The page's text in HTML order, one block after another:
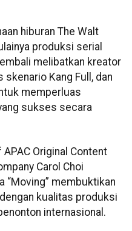
hiburan The Walt
produksi serial
melibatkan kreator
Kang Full, dan
memperluas
sukses secara
Original Content
Carol Choi
“Moving” membuktikan
kualitas produksi
internasional.